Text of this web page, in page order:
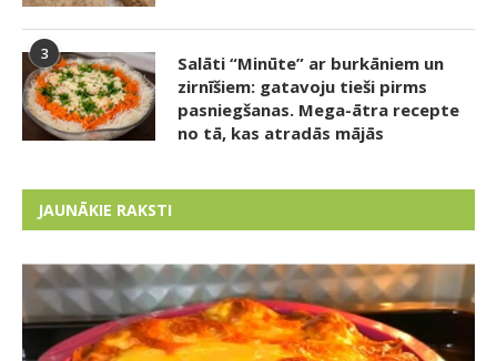
3
Salāti “Minūte” ar burkāniem un
zirnīšiem: gatavoju tieši pirms
pasniegšanas. Mega-ātra recepte
no tā, kas atradās mājās
JAUNĀKIE RAKSTI